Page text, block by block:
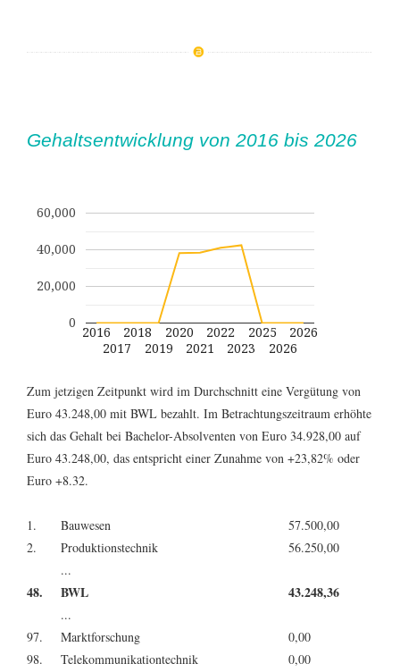
Gehaltsentwicklung von 2016 bis 2026
2016
2017
2018
2019
2020
2021
2022
2023
2025
2026
2026
0
20,000
40,000
60,000
Zum jetzigen Zeitpunkt wird im Durchschnitt eine Vergütung von
Euro 43.248,00 mit BWL bezahlt. Im Betrachtungszeitraum erhöhte
sich das Gehalt bei Bachelor-Absolventen von Euro 34.928,00 auf
Euro 43.248,00, das entspricht einer Zunahme von +23,82% oder
Euro +8.32.
1. Bauwesen
57.500,00
2.
Produktionstechnik
56.250,00
...
48. BWL 43.248,36
...
97.
Marktforschung
0,00
98.
Telekommunikationtechnik
0,00